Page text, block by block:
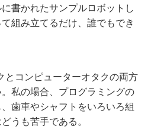
書かれたサンプルロボットし
組み立てるだけ、誰でもでき
とコンピューターオタクの両方
私の場合、プログラミングの
歯車やシャフトをいろいろ組
うも苦手である。